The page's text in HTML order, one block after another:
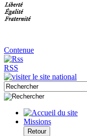
Contenue
RSS
Missions
Retour